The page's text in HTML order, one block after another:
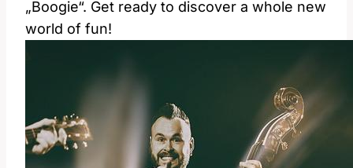
„Boogie“. Get ready to discover a whole new
world of fun!